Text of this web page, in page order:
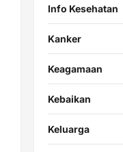
Info Kesehatan
Kanker
Keagamaan
Kebaikan
Keluarga